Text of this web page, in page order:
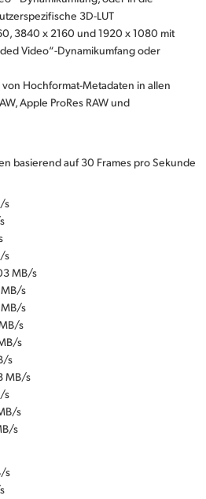
3D-LUT
3840 x 2160 und 1920 x 1080 mit
Video“-Dynamikumfang oder
Hochformat-Metadaten in allen
Apple ProRes RAW und
basierend auf 30 Frames pro Sekunde
s
s
MB/s
MB/s
MB/s
s
s
s
MB/s
s
s
s
s